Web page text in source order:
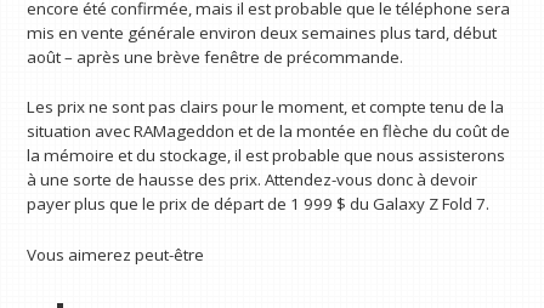
encore été confirmée, mais il est probable que le téléphone sera
mis en vente générale environ deux semaines plus tard, début
août – après une brève fenêtre de précommande.
Les prix ne sont pas clairs pour le moment, et compte tenu de la
situation avec RAMageddon et de la montée en flèche du coût de
la mémoire et du stockage, il est probable que nous assisterons
à une sorte de hausse des prix. Attendez-vous donc à devoir
payer plus que le prix de départ de 1 999 $ du Galaxy Z Fold 7.
Vous aimerez peut-être